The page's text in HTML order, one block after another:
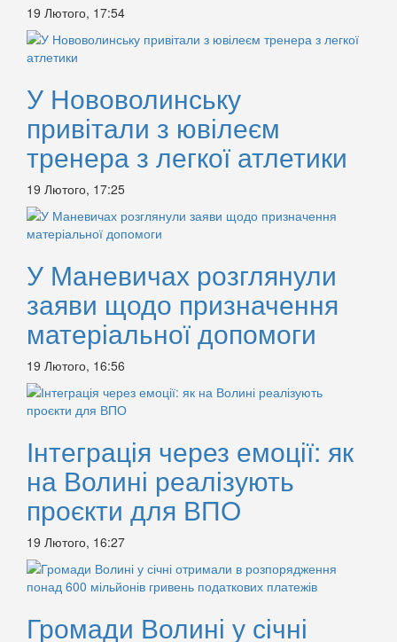
19 Лютого, 17:54
У Нововолинську
привітали з ювілеєм
тренера з легкої атлетики
19 Лютого, 17:25
У Маневичах розглянули
заяви щодо призначення
матеріальної допомоги
19 Лютого, 16:56
Інтеграція через емоції: як
на Волині реалізують
проєкти для ВПО
19 Лютого, 16:27
Громади Волині у січні